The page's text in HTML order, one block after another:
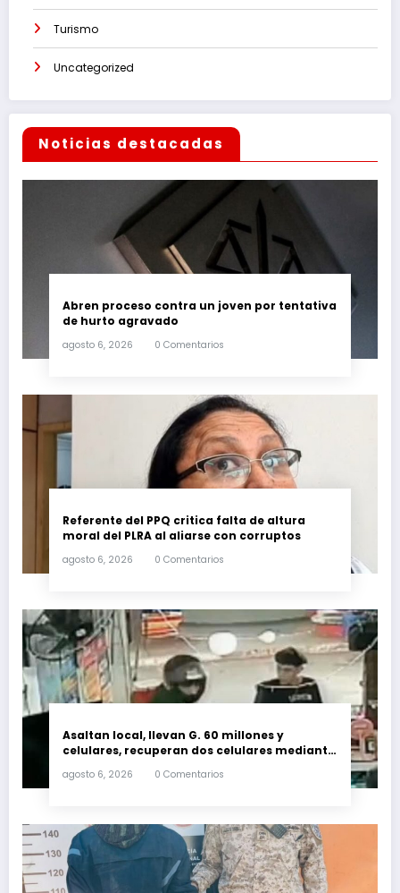
Turismo
Uncategorized
Noticias destacadas
Abren proceso contra un joven por tentativa
de hurto agravado
agosto 6, 2026 0 Comentarios
Referente del PPQ critica falta de altura
moral del PLRA al aliarse con corruptos
agosto 6, 2026 0 Comentarios
Asaltan local, llevan G. 60 millones y
celulares, recuperan dos celulares mediante
agosto 6, 2026 0 Comentarios